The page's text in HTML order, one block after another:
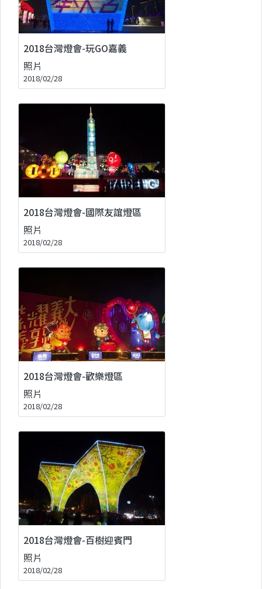
2018台灣燈會-玩GO嘉義
照片
2018/02/28
2018台灣燈會-國際友誼燈區
照片
2018/02/28
2018台灣燈會-歡樂燈區
照片
2018/02/28
2018台灣燈會-百樹迎賓門
照片
2018/02/28